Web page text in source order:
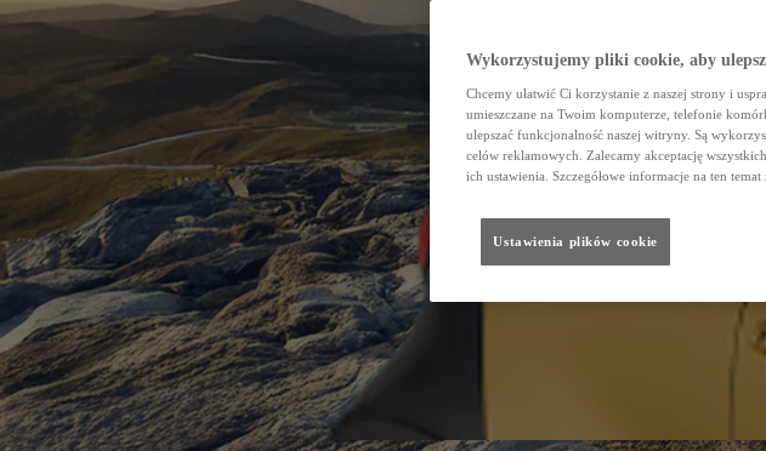
Wykorzystujemy pliki cookie, aby
Chcemy ułatwić Ci korzystanie z naszej strony i
umieszczane na Twoim komputerze, telefonie
ulepszać funkcjonalność naszej witryny. Są
celów reklamowych. Zalecamy akceptację
ich ustawienia. Szczegółowe informacje na ten temat
Ustawienia plików cookie